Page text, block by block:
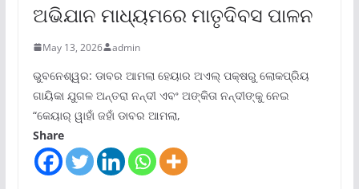
ଅଭିଯାନ ମାଧ୍ୟମରେ ମାତୃଦିବସ ପାଳନ
May 13, 2026 admin
ଭୁବନେଶ୍ୱର: ଡାବର ଆମଲା ହେୟାର ଅଏଲ୍ ପକ୍ଷରୁ ଲୋକପ୍ରିୟ
ଗାୟିକା ଯୁଗଳ ଅନ୍ତରା ନନ୍ଦୀ ଏବଂ ଅଙ୍କିତା ନନ୍ଦୀଙ୍କୁ ନେଇ
“କେୟାର୍ ୱାହାଁ ଜହାଁ ଡାବର ଆମଲା,
Share